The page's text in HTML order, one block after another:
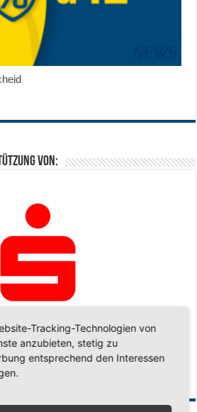
von:
Tracking-Technologien von
anzubieten, stetig zu
entsprechend den Interessen